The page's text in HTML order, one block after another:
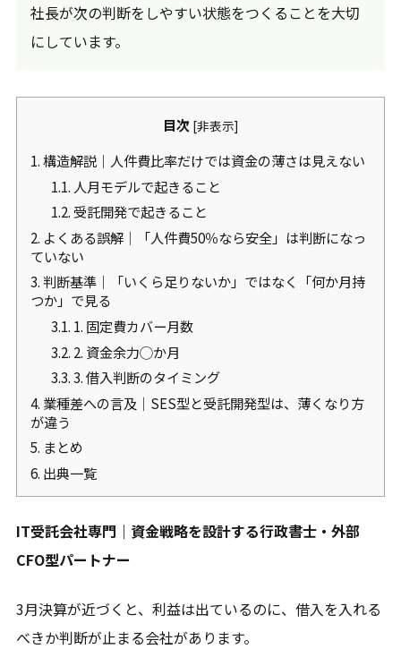
社長が次の判断をしやすい状態をつくることを大切
にしています。
目次 [非表示]
1.構造解説｜人件費比率だけでは資金の薄さは見えない
1.1. 人月モデルで起きること
1.2. 受託開発で起きること
2. よくある誤解｜「人件費50％なら安全」は判断になっ
ていない
3.判断基準｜「いくら足りないか」ではなく「何か月持
つか」で見る
3.1. 1. 固定費カバー月数
3.2. 2. 資金余力◯か月
3.3.3. 借入判断のタイミング
4. 業種差への言及｜SES型と受託開発型は、薄くなり方
が違う
5. まとめ
6. 出典一覧
IT受託会社専門｜資金戦略を設計する行政書士・外部
CFO型パートナー
3月決算が近づくと、利益は出ているのに、借入を入れる
べきか判断が止まる会社があります。